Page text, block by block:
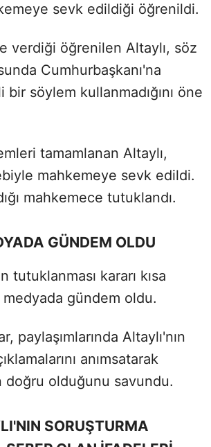
sevk edildiği öğrenildi.
verdiği öğrenilen Altaylı, söz
Cumhurbaşkanı'na
söylem kullanmadığını öne
tamamlanan Altaylı,
mahkemeye sevk edildi.
mahkemece tutuklandı.
GÜNDEM OLDU
tutuklanması kararı kısa
gündem oldu.
paylaşımlarında Altaylı'nın
anımsatarak
doğru olduğunu savundu.
SORUŞTURMA